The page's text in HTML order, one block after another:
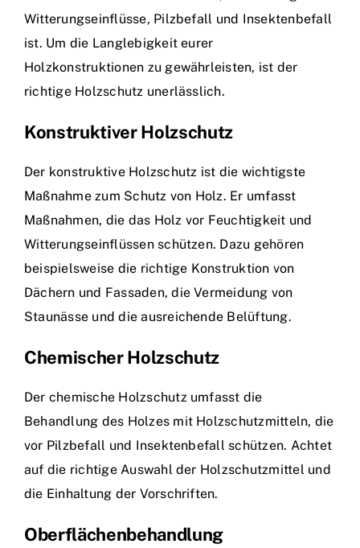
Witterungseinflüsse, Pilzbefall und Insektenbefall
ist. Um die Langlebigkeit eurer
Holzkonstruktionen zu gewährleisten, ist der
richtige Holzschutz unerlässlich.
Konstruktiver Holzschutz
Der konstruktive Holzschutz ist die wichtigste
Maßnahme zum Schutz von Holz. Er umfasst
Maßnahmen, die das Holz vor Feuchtigkeit und
Witterungseinflüssen schützen. Dazu gehören
beispielsweise die richtige Konstruktion von
Dächern und Fassaden, die Vermeidung von
Staunässe und die ausreichende Belüftung.
Chemischer Holzschutz
Der chemische Holzschutz umfasst die
Behandlung des Holzes mit Holzschutzmitteln, die
vor Pilzbefall und Insektenbefall schützen. Achtet
auf die richtige Auswahl der Holzschutzmittel und
die Einhaltung der Vorschriften.
Oberflächenbehandlung